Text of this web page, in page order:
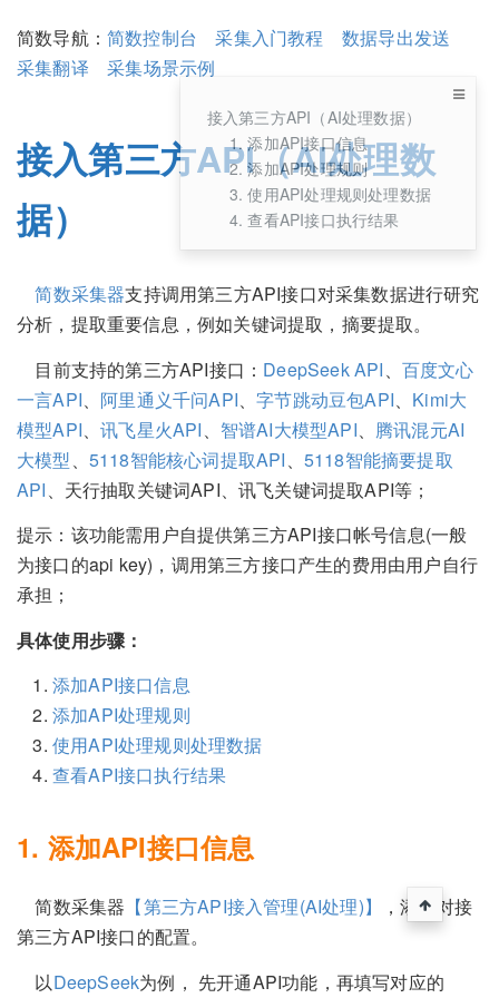
接入第三方API（AI处理数据）
1. 添加API接口信息
2. 添加API处理规则
3. 使用API处理规则处理数据
4. 查看API接口执行结果
简数导航： 简数控制台 采集入门教程
数据导出发送
采集翻译
采集场景示例
接入第三方API（AI处理数
据）
简数采集器支持调用第三方API接口对采集数据进行研究
分析，提取重要信息，例如关键词提取，摘要提取。
目前支持的第三方API接口： DeepSeek API
百度文心
一言API
阿里通义千问API 、字节跳动豆包API
Kimi大
模型API 、讯飞星火API 智谱AI大模型API
腾讯混元AI
大模型
5118智能核心词提取API
5118智能摘要提取
API 、天行抽取关键词API、讯飞关键词提取API等；
提示：该功能需用户自提供第三方API接口帐号信息(一般
为接口的api key)，调用第三方接口产生的费用由用户自行
承担；
具体使用步骤：
添加API接口信息
添加API处理规则
使用API处理规则处理数据
查看API接口执行结果
1. 添加API接口信息
简数采集器 【第三方API接入管理(AI处理)】
，添加对接
第三方API接口的配置。
以DeepSeek为例， 先开通API功能，再填写对应的